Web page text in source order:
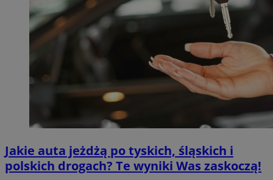
Jakie auta jeżdżą po tyskich, śląskich i
polskich drogach? Te wyniki Was zaskoczą!